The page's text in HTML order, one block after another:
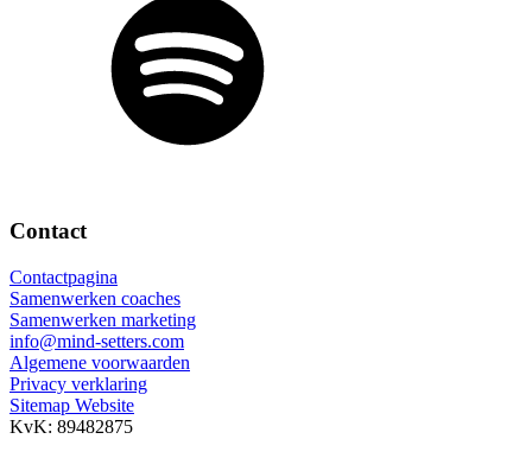
Contact
Contactpagina
Samenwerken coaches
Samenwerken marketing
info@mind-setters.com
Algemene voorwaarden
Privacy verklaring
Sitemap Website
KvK: 89482875